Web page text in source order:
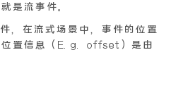
是流事件。
，在流式场景中，事件的位置
位置信息（E.g. offset）是由